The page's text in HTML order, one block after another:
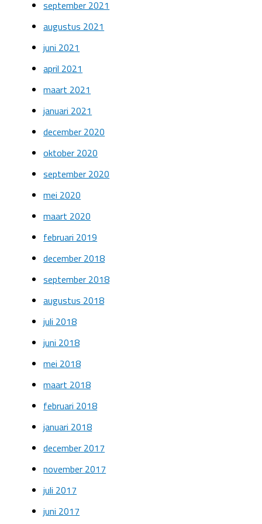
september 2021
augustus 2021
juni 2021
april 2021
maart 2021
januari 2021
december 2020
oktober 2020
september 2020
mei 2020
maart 2020
februari 2019
december 2018
september 2018
augustus 2018
juli 2018
juni 2018
mei 2018
maart 2018
februari 2018
januari 2018
december 2017
november 2017
juli 2017
juni 2017